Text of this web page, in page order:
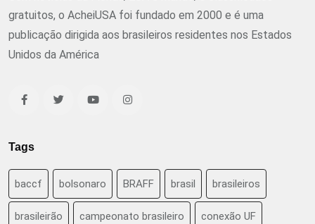
gratuitos, o AcheiUSA foi fundado em 2000 e é uma
publicação dirigida aos brasileiros residentes nos Estados
Unidos da América
Tags
baccf bolsonaro BRAFF brasil brasileiros
brasileirão campeonato brasileiro conexão UF